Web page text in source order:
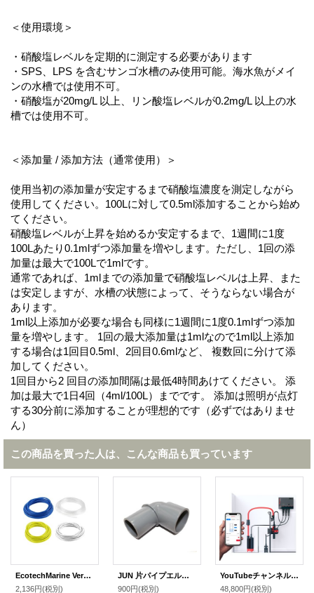
＜使用環境＞
・硝酸塩レベルを定期的に測定する必要があります
・SPS、LPS を含むサンゴ水槽のみ使用可能。海水魚がメイ
ンの水槽では使用不可。
・硝酸塩が20mg/L 以上、リン酸塩レベルが0.2mg/L 以上の水
槽では使用不可。
＜添加量 / 添加方法（通常使用）＞
使用当初の添加量が安定するまで硝酸塩濃度を測定しながら
使用してください。100Lに対して0.5ml添加することから始め
てください。
硝酸塩レベルが上昇を始めるか安定するまで、1週間に1度
100Lあたり0.1mlずつ添加量を増やします。ただし、1回の添
加量は最大で100Lで1mlです。
通常であれば、1mlまでの添加量で硝酸塩レベルは上昇、また
は安定しますが、水槽の状態によって、そうならない場合が
あります。
1ml以上添加が必要な場合も同様に1週間に1度0.1mlずつ添加
量を増やします。 1回の最大添加量は1mlなので1ml以上添加
する場合は1回目0.5ml、2回目0.6mlなど、 複数回に分けて添
加してください。
1回目から2 回目の添加間隔は最低4時間あけてください。 添
加は最大で1日4回（4ml/100L）までです。 添加は照明が点灯
する30分前に添加することが理想的です（必ずではありませ
ん）
この商品を買った人は、こんな商品も買っています
EcotechMarine Versa チューブ 透明 7.6ｍ
2,136円(税別)
JUN 片パイプエルボ40A
900円(税別)
YouTubeチャンネルメンバーシップRedSea ReefATO+
48,800円(税別)